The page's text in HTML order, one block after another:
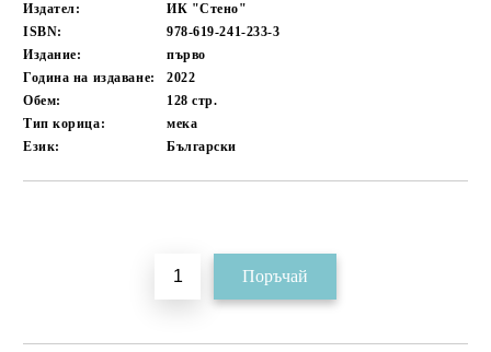
Издател:
ИК "Стено"
ISBN:
978-619-241-233-3
Издание:
първо
Година на издаване:
2022
Обем:
128стр.
Тип корица:
мека
Език:
Български